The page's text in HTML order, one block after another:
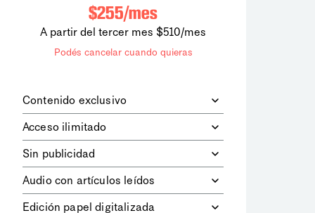
$255/mes
A partir del tercer mes $510/mes
Podés cancelar cuando quieras
Contenido exclusivo
digitales dela diaria
los contenidos de Le Monde
diplomatique.
Acceso ilimitado
contenidos.
Sin publicidad
publicitarios.
Audio con artículos leídos
Edición papel digitalizada